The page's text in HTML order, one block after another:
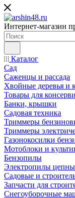
Интернет-магазин
Каталог
Сад
Саженцы и рассада
Хвойные деревья и
Товары для
Банки, крышки
Садовая техника
Триммеры
Триммеры
Газонокосилки
Мотоблоки и
Бензопилы
Электропилы
Садовые и
Запчасти для
Снегоуборочные